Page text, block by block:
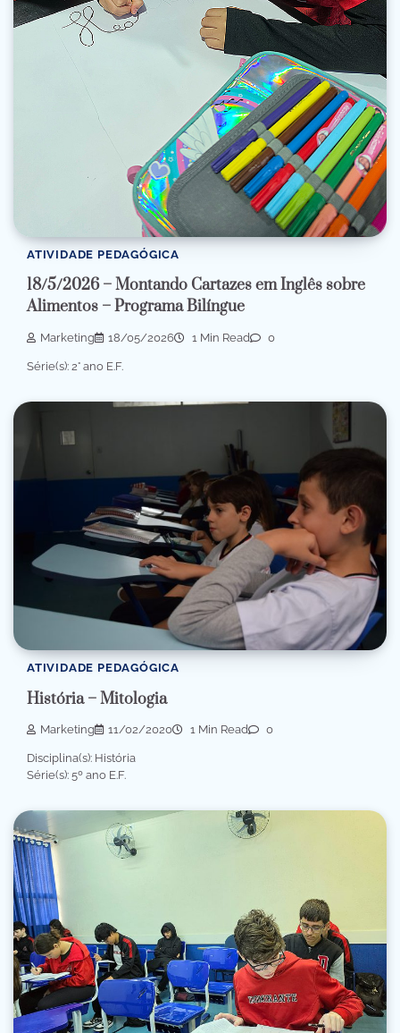
ATIVIDADE PEDAGÓGICA
18/5/2026 – Montando Cartazes em Inglês sobre
Alimentos – Programa Bilíngue
Marketing 18/05/2026 1 Min Read 0
Série(s): 2° ano E.F.
ATIVIDADE PEDAGÓGICA
História – Mitologia
Marketing 11/02/2020 1 Min Read 0
Disciplina(s): História
Série(s): 5º ano E.F.